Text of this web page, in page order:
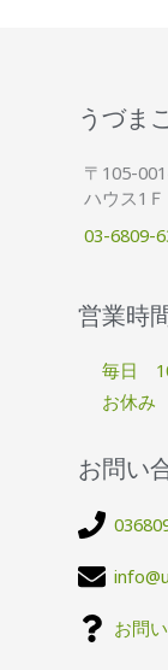
うづま
〒105-
ハウス1Ｆ
03-6809-
営業時
毎日
お休み
お問い
お問